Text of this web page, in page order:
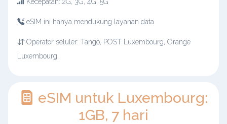
eSIM ini hanya mendukung layanan data
Operator seluler: Tango, POST Luxembourg, Orange
Luxembourg,
eSIM untuk Luxembourg:
1GB, 7 hari